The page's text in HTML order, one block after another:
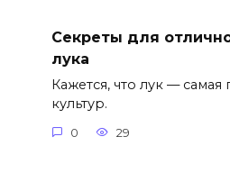
Секреты для
лука
Кажется, что лук — самая
культур.
0 29